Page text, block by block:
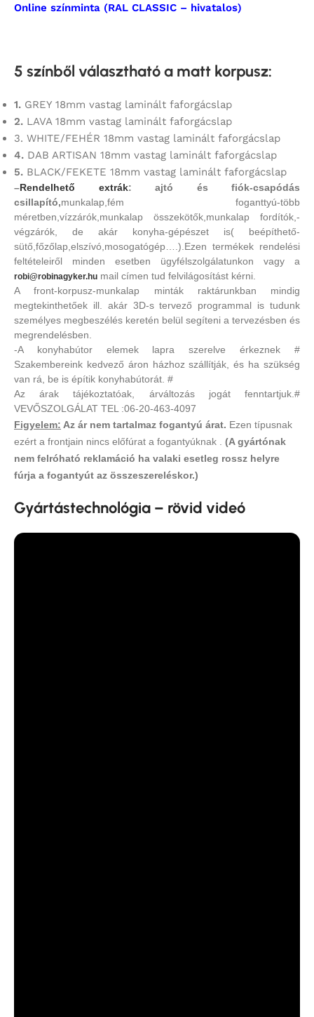
Online színminta (RAL CLASSIC – hivatalos)
5 színből választható a matt korpusz:
1. GREY 18mm vastag laminált faforgácslap
2. LAVA 18mm vastag laminált faforgácslap
3. WHITE/FEHÉR 18mm vastag laminált faforgácslap
4. DAB ARTISAN 18mm vastag laminált faforgácslap
5. BLACK/FEKETE 18mm vastag laminált faforgácslap
–Rendelhető extrák: ajtó és fiók-csapódás
csillapító,munkalap,fém foganttyú-több
méretben,vízzárók,munkalap összekötők,munkalap fordítók,-
végzárók, de akár konyha-gépészet is( beépíthető-
sütő,főzőlap,elszívó,mosogatógép….).Ezen termékek rendelési
feltételeiről minden esetben ügyfélszolgálatunkon vagy a
robi@robinagyker.hu mail címen tud felvilágosítást kérni.
A front-korpusz-munkalap minták raktárunkban mindig
megtekinthetőek ill. akár 3D-s tervező programmal is tudunk
személyes megbeszélés keretén belül segíteni a tervezésben és
megrendelésben.
-A konyhabútor elemek lapra szerelve érkeznek #
Szakembereink kedvező áron házhoz szállítják, és ha szükség
van rá, be is építik konyhabútorát. #
Az árak tájékoztatóak, árváltozás jogát fenntartjuk.#
VEVŐSZOLGÁLAT TEL :06-20-463-4097
Figyelem: Az ár nem tartalmaz fogantyú árat. Ezen típusnak
ezért a frontjain nincs előfúrat a fogantyúknak . (A gyártónak
nem felróható reklamáció ha valaki esetleg rossz helyre
fúrja a fogantyút az összeszereléskor.)
Gyártástechnológia – rövid videó